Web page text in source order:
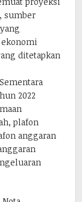
sumber
ditetapkan
2022
plafon
anggaran